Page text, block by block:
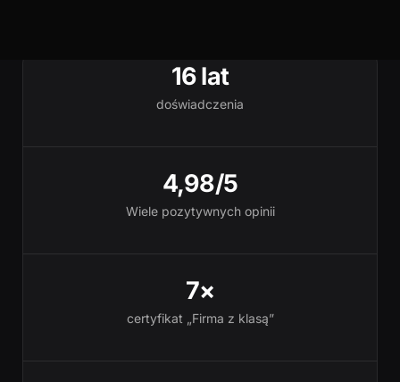
16 lat
doświadczenia
4,98/5
Wiele pozytywnych opinii
7×
certyfikat „Firma z klasą”